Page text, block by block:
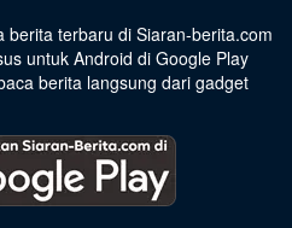
berita terbaru di Siaran-berita.com
untuk Android di Google Play
berita langsung dari gadget